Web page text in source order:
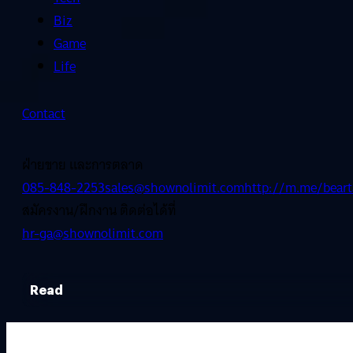
Biz
Game
Life
Contact
ฝ่ายขาย และการตลาด
085-848-2253sales@shownolimit.comhttp://m.me/
สมัครงาน/ฝึกงาน ติดต่อได้ที่
hr-ga@shownolimit.com
Read